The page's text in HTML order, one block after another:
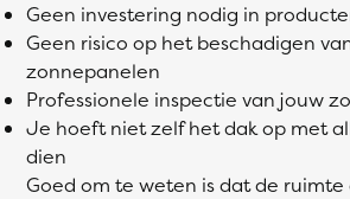
Geen investering nodig in
Geen risico op het beschadigen
zonnepanelen
Professionele inspectie van jouw
Je hoeft niet zelf het dak op met
dien
Goed om te weten is dat de